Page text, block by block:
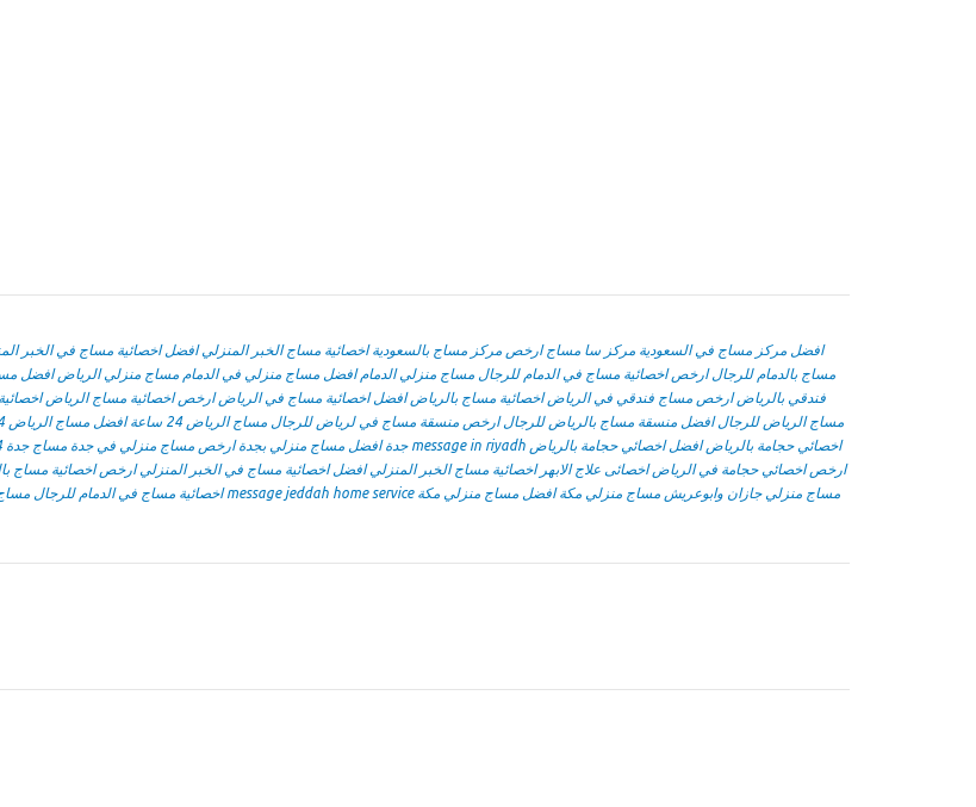
افضل مركز مساج في السعودية مركز سا مساجارخص مركز مساج بالسعودية اخصائية مساج الخبر المنزلي افضل اخصائية مساج في الخبر
مساج بالدمام للرجال ارخص اخصائية مساج في الدمام للرجال مساج منزلي الدمام افضل مساج منزلي في الدمام مساج منزلي الرياض افضل
فندقي بالرياض ارخص مساج فندقي في الرياض اخصائية مساج بالرياض افضل اخصائية مساج في الرياض ارخص اخصائية مساج الرياض
مساج الرياض للرجال افضل منسقة مساج بالرياض للرجال ارخص منسقة مساج في لرياض للرجال مساج الرياض 24 ساعة افضل مساج الرياض 24 ساعة
جدةافضل مساج منزلي بجدةارخص مساج منزلي في جدة مساج جدة 24 ساعة message in riyadh اخصائي حجامة بالرياضافضل اخصائي حجامة بالرياض
ارخص اخصائي حجامة في الرياضاخصائى علاج الابهر اخصائية مساج الخبر المنزلي افضل اخصائية مساج في الخبر المنزلي ارخص اخصائية مساج
اخصائية مساج في الدمام للرجال message jeddah home service مساج منزلي جازان وابوعريش مساج منزلي مكة افضل مساج منزلي مكة